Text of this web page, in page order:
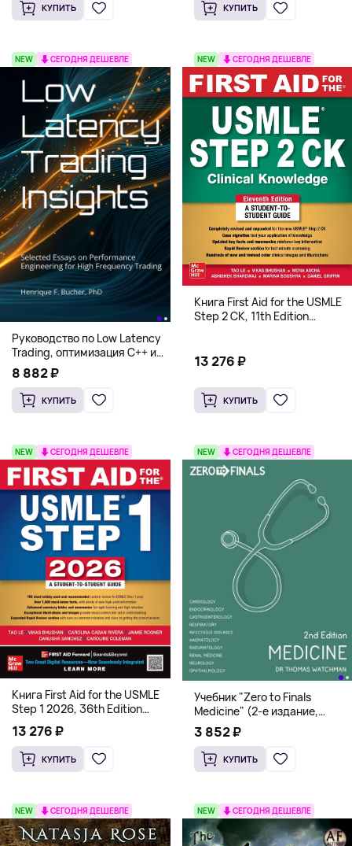
КУПИТЬ КУПИТЬ
NEW СЕГОДНЯ ДЕШЕВЛЕ
Руководство по Low Latency
Trading, оптимизация C++ и
системная архитектура для
HFT
8 882 ₽
КУПИТЬ
NEW СЕГОДНЯ ДЕШЕВЛЕ
Книга First Aid for the USMLE
Step 2 CK, 11th Edition
13 276 ₽
КУПИТЬ
NEW СЕГОДНЯ ДЕШЕВЛЕ
Книга First Aid for the USMLE
Step 1 2026, 36th Edition
Английский язык)
13 276 ₽
КУПИТЬ
NEW СЕГОДНЯ ДЕШЕВЛЕ
Учебник "Zero to Finals
Medicine" (2-е издание,
Мягкая обложка) Dr. Thomas
Watchman
3 852 ₽
КУПИТЬ
NEW СЕГОДНЯ ДЕШЕВЛЕ NEW СЕГОДНЯ ДЕШЕВЛЕ